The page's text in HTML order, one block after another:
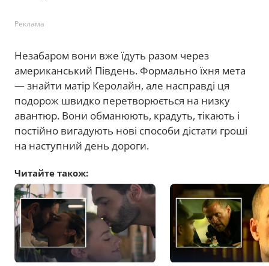
Реклама
Незабаром вони вже їдуть разом через
американський Південь. Формально їхня мета
— знайти матір Керолайн, але насправді ця
подорож швидко перетворюється на низку
авантюр. Вони обманюють, крадуть, тікають і
постійно вигадують нові способи дістати гроші
на наступний день дороги.
Читайте також: